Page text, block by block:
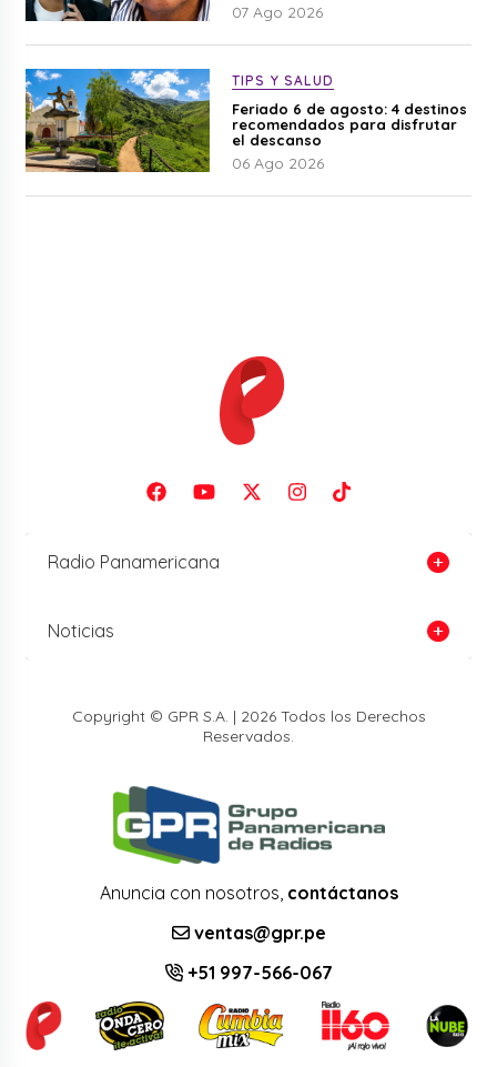
07 Ago 2026
TIPS Y SALUD
Feriado 6 de agosto: 4 destinos
recomendados para disfrutar
el descanso
06 Ago 2026
Radio Panamericana
Noticias
Copyright © GPR S.A. | 2026 Todos los Derechos
Reservados.
Anuncia con nosotros, contáctanos
ventas@gpr.pe
+51 997-566-067